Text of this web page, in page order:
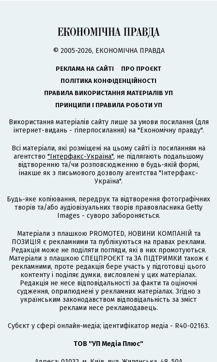
© 2005-2026, ЕКОНОМІЧНА ПРАВДА
РЕКЛАМА НА САЙТІ
ПРО ПРОЄКТ
ПОЛІТИКА КОНФІДЕНЦІЙНОСТІ
ПРАВИЛА ВИКОРИСТАННЯ МАТЕРІАЛІВ УП
ПРИНЦИПИ І ПРАВИЛА РОБОТИ УП
Використання матеріалів сайту лише за умови посилання (для
інтернет-видань - гіперпосилання) на "Економічну правду".
Всі матеріали, які розміщені на цьому сайті із посиланням на
агентство "Інтерфакс-Україна", не підлягають подальшому
відтворенню та/чи розповсюдженню в будь-якій формі,
інакше як з письмового дозволу агентства "Інтерфакс-
Україна".
Будь-яке копіювання, передрук та відтворення фотографічних
творів та/або аудіовізуальних творів правовласника Getty
Images - суворо забороняється.
Матеріали з плашкою PROMOTED, НОВИНИ КОМПАНІЙ та
ПОЗИЦІЯ є рекламними та публікуються на правах реклами.
Редакція може не поділяти погляди, які в них промотуються.
Матеріали з плашкою СПЕЦПРОЄКТ та ЗА ПІДТРИМКИ також є
рекламними, проте редакція бере участь у підготовці цього
контенту і поділяє думки, висловлені у цих матеріалах.
Редакція не несе відповідальності за факти та оціночні
судження, оприлюднені у рекламних матеріалах. Згідно з
українським законодавством відповідальність за зміст
реклами несе рекламодавець.
Cубєкт у сфері онлайн-медіа; ідентифікатор медіа - R40-02163.
ТОВ "УП Медіа Плюс"